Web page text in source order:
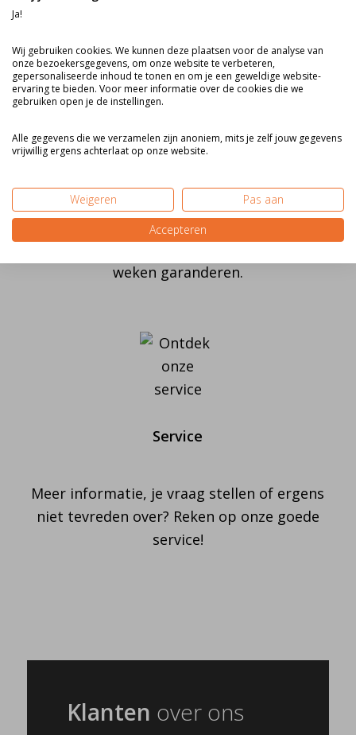
Wil je dat wij monteren? Geen probleem.
handig!
Mede door eigen productie kunnen wij je
weken garanderen.
Service
Meer informatie, je vraag stellen of ergens
niet tevreden over? Reken op onze goede
service!
Klanten over ons
Ja!
Wij gebruiken cookies. We kunnen deze plaatsen voor de analyse van
onze bezoekersgegevens, om onze website te verbeteren,
gepersonaliseerde inhoud te tonen en om je een geweldige website-
ervaring te bieden. Voor meer informatie over de cookies die we
gebruiken open je de instellingen.
Alle gegevens die we verzamelen zijn anoniem, mits je zelf jouw gegevens
vrijwillig ergens achterlaat op onze website.
Weigeren
Pas aan
Accepteren